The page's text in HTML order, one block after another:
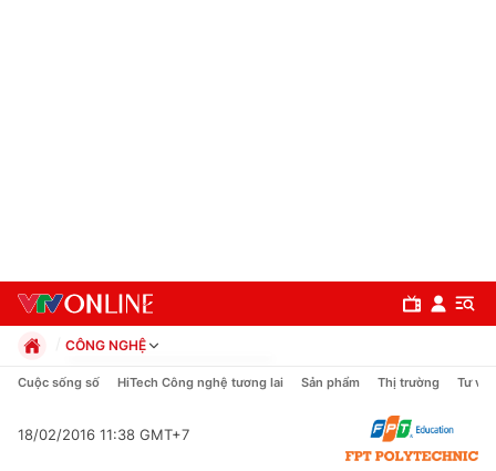
CÔNG NGHỆ
Chính trị
Pháp luật
Cuộc sống số HiTech Công nghệ tương lai Sản phẩm Thị trường Tư vấn
18/02/2016 11:38 GMT+7